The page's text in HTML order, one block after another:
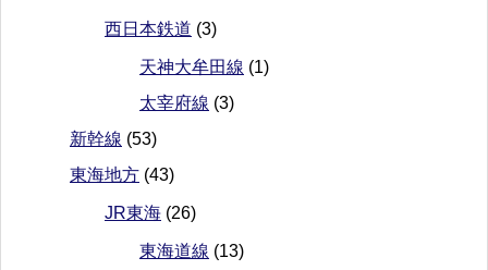
西日本鉄道 (3)
天神大牟田線 (1)
太宰府線 (3)
新幹線 (53)
東海地方 (43)
JR東海 (26)
東海道線 (13)